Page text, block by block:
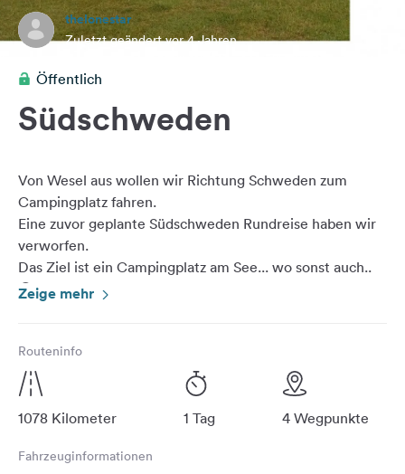
Newsletter
Feedback
Sprache:
Folge
uns
auf
Social
Media
Facebook
thelonestar
Zuletzt geändert vor 4 Jahren
Öffentlich
Südschweden
Von Wesel aus wollen wir Richtung Schweden zum
Campingplatz fahren.
Eine zuvor geplante Südschweden Rundreise haben wir
verworfen.
Das Ziel ist ein Campingplatz am See... wo sonst auch..
😁
unternehmen.
Astrid Lindgren Kulissen , ein Elchpark (20 km entfernt)
und diverse andere Städte. Mit dem Rad ins Nachbardorf.
diversen Werksverkäufen kann.
Zeige mehr
Routeninfo
1078 Kilometer 1 Tag 4 Wegpunkte
Fahrzeuginformationen